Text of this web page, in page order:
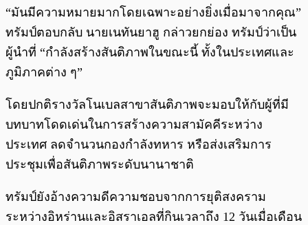
“มันมีความหมายมากโดยเฉพาะอย่างยิ่งเมื่อมาจากคุณ”
ทรัมป์ตอบกลับ นายเนทันยาฮู กล่าวยกย่อง ทรัมป์ว่าเป็น
ผู้นำที่ “กำลังสร้างสันติภาพในขณะนี้ ทั้งในประเทศและ
ภูมิภาคต่าง ๆ”
โดยปกติรางวัลโนเบลสาขาสันติภาพจะมอบให้กับผู้ที่มี
บทบาทโดดเด่นในการสร้างความสามัคคีระหว่าง
ประเทศ ลดจำนวนกองกำลังทหาร หรือส่งเสริมการ
ประชุมเพื่อสันติภาพระดับนานาชาติ
ทรัมป์ยังอ้างความดีความชอบจากการยุติสงคราม
ระหว่างอิหร่านและอิสราเอลที่กินเวลาถึง 12 วันเมื่อเดือน